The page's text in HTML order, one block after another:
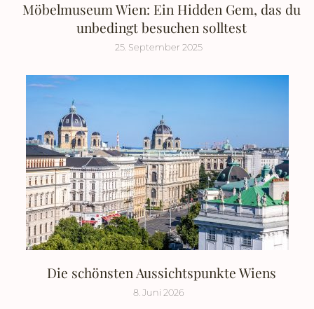
Möbelmuseum Wien: Ein Hidden Gem, das du
unbedingt besuchen solltest
25. September 2025
Die schönsten Aussichtspunkte Wiens
8. Juni 2026